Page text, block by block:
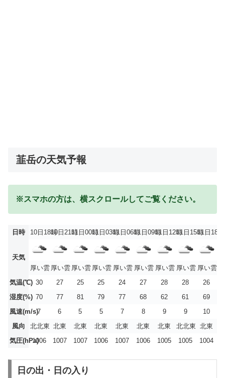
韮岳の天気予報
※スマホの方は、横スクロールしてご覧ください。
日時 10日18時10日21時11日00時11日03時11日06時11日09時11日12時11日15時11日18時
天気
厚い雲 厚い雲 厚い雲 厚い雲 厚い雲 厚い雲 厚い雲 厚い雲 厚い雲
気温(℃) 30 27 25 25 24 27 28 28
26
湿度(%) 70 77 81 79 77 68 62 61
69
風速(m/s)7 6 5 5 7 8 9 9
10
風向
北北東 北東 北東 北東 北東 北東 北東 北北東 北東
気圧(hPa)1006 1007 1007 1006 1007 1006 1005 1005 1004
日の出・日の入り